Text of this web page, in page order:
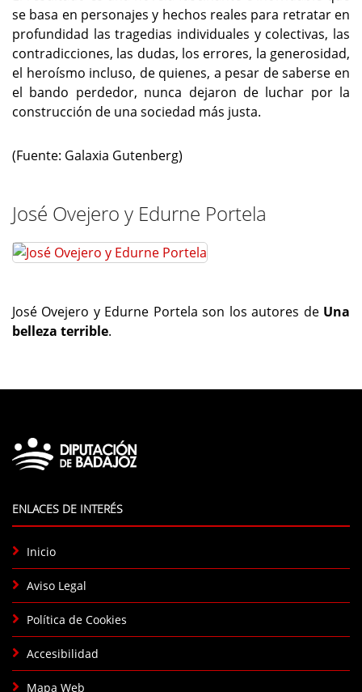
se basa en personajes y hechos reales para retratar en
profundidad las tragedias individuales y colectivas, las
contradicciones, las dudas, los errores, la generosidad,
el heroísmo incluso, de quienes, a pesar de saberse en
el bando perdedor, nunca dejaron de luchar por la
construcción de una sociedad más justa.
(Fuente: Galaxia Gutenberg)
José Ovejero y Edurne Portela
José Ovejero y Edurne Portela son los autores de Una
belleza terrible.
ENLACES DE INTERÉS
Inicio
Aviso Legal
Política de Cookies
Accesibilidad
Mapa Web